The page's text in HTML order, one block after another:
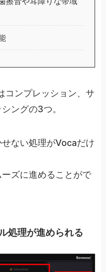
コンプレッション、サ
ングの3つ。
ない処理がVocaだけ
ズに進めることがで
処理が進められる